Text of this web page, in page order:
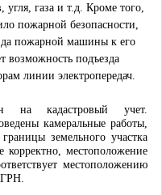
газа и т.д. Кроме того,
пожарной безопасности,
пожарной машины к его
возможность подъезда
линии электропередач.
на кадастровый учет.
камеральные работы,
земельного участка
корректно, местоположение
местоположению